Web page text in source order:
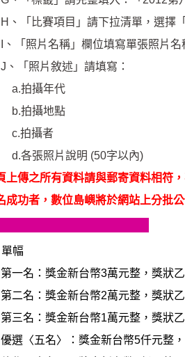
H 、
「比賽項目」請下拉清單，選擇
、
「照片名稱」欄位填寫單張照片名
J 、
「照片敘述」請填寫：
a.拍攝年代
b.拍攝地點
c.拍攝者
d.各張照片說明 (50字以內)
上傳之所有資料請與郵寄資料相符
成功者，數位島嶼將於網站上分批
單幅
第一名：獎金新台幣3萬元整，獎狀乙
第二名：獎金新台幣2萬元整，獎狀乙
第三名：獎金新台幣1萬元整，獎狀乙
優選〈五名〉：獎金新台幣5仟元整